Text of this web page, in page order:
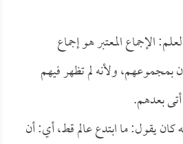
الإجماع المعتبر هو إجماع
ولأنه لم تظهر فيهم
بعدهم.
كان يقول: ما ابتدع عالم قط، أي: أن